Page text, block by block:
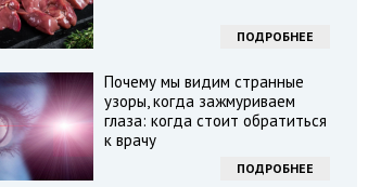
ПОДРОБНЕЕ
Почему мы видим странные
узоры, когда зажмуриваем
глаза: когда стоит обратиться
к врачу
ПОДРОБНЕЕ